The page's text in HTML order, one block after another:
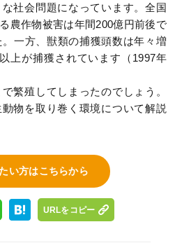
社会問題になっています。全国
農作物被害は年間200億円前後で
一方、獣類の捕獲頭数は年々増
上が捕獲されています（1997年
繁殖してしまったのでしょう。
物を取り巻く環境について解説
い方はこちらから
URLをコピー